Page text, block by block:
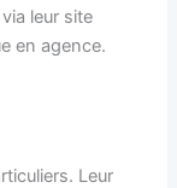
leur site
en agence.
Leur